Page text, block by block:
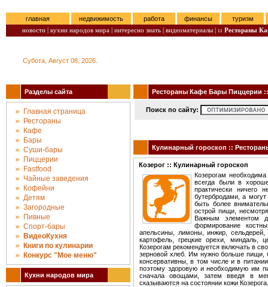
главная недвижимость работа финансы
туризм
новости | кухни народов мира | интересно знать | видеоматериалы | :: Рестораны
Субота, Август 08, 2026.
Разделы сайта
Главная страница
Рестораны
Кафе
Бары
Суши-бары
Пиццерии
Fastfood
Чайные заведения
Кофейни
Детям
Загородные
Пивные
Спорт-бары
ВидеоКухня
Книги по кулинарии
Конкурc "Мое меню"
Кухни народов мира
Рестораны Кафе Бары Пиццерии ::
Поиск по сайту:
Кулинарный гороскоп ::
Козерог :: Кулинарный гороскоп
Козерогам
всегда были в
практически ничего
бутербродами, а
быть более
острой пищи,
Важным элементом
формирование
апельсины, лимоны, инжир, сельдерей,
картофель, грецкие орехи, миндаль,
Козерогам рекомендуется включать в
зерновой хлеб. Им нужно больше пищи,
консервативны, в том числе и в
поэтому здоровую и необходимую им
сначала овощами, затем введя в
сказываются на состоянии кожи Козерога.